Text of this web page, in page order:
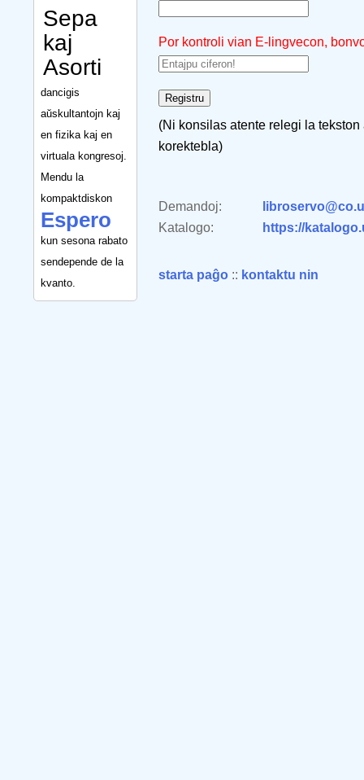
Sepa
kaj
Asorti
dancigis
aŭskultantojn kaj
en fizika kaj en
virtuala kongresoj.
Mendu la
kompaktdiskon
Espero
kun sesona rabato
sendepende de la
kvanto.
Por kontroli vian E-lingvecon,
(Ni konsilas atente relegi la
korektebla)
Demandoj:
Katalogo:
https://
starta paĝo :: kontaktu nin